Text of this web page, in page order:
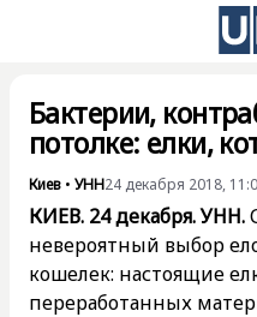
Бактерии,
потолке: елки,
Киев • УНН24 декабря 2018,
КИЕВ. 24 декабря. УНН.
невероятный выбор
кошелек: настоящие
переработанных